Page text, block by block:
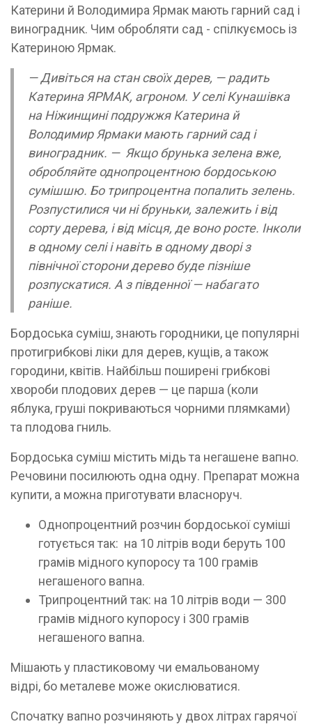
Катерини й Володимира Ярмак мають гарний сад і
виноградник. Чим обробляти сад - спілкуємось із
Катериною Ярмак.
— Дивіться на стан своїх дерев, — радить
Катерина ЯРМАК, агроном. У селі Кунашівка
на Ніжинщині подружжя Катерина й
Володимир Ярмаки мають гарний сад і
виноградник. — Якщо брунька зелена вже,
обробляйте однопроцентною бордоською
сумішшю. Бо трипроцентна попалить зелень.
Розпустилися чи ні бруньки, залежить і від
сорту дерева, і від місця, де воно росте. Інколи
в одному селі і навіть в одному дворі з
північної сторони дерево буде пізніше
розпускатися. А з південної — набагато
раніше.
Бордоська суміш, знають городники, це популярні
протигрибкові ліки для дерев, кущів, а також
городини, квітів. Найбільш поширені грибкові
хвороби плодових дерев — це парша (коли
яблука, груші покриваються чорними плямками)
та плодова гниль.
Бордоська суміш містить мідь та негашене вапно.
Речовини посилюють одна одну. Препарат можна
купити, а можна приготувати власноруч.
Однопроцентний розчин бордоської суміші
готується так: на 10 літрів води беруть 100
грамів мідного купоросу та 100 грамів
негашеного вапна.
Трипроцентний так: на 10 літрів води — 300
грамів мідного купоросу і 300 грамів
негашеного вапна.
Мішають у пластиковому чи емальованому
відрі, бо металеве може окислюватися.
Спочатку вапно розчиняють у двох літрах гарячої